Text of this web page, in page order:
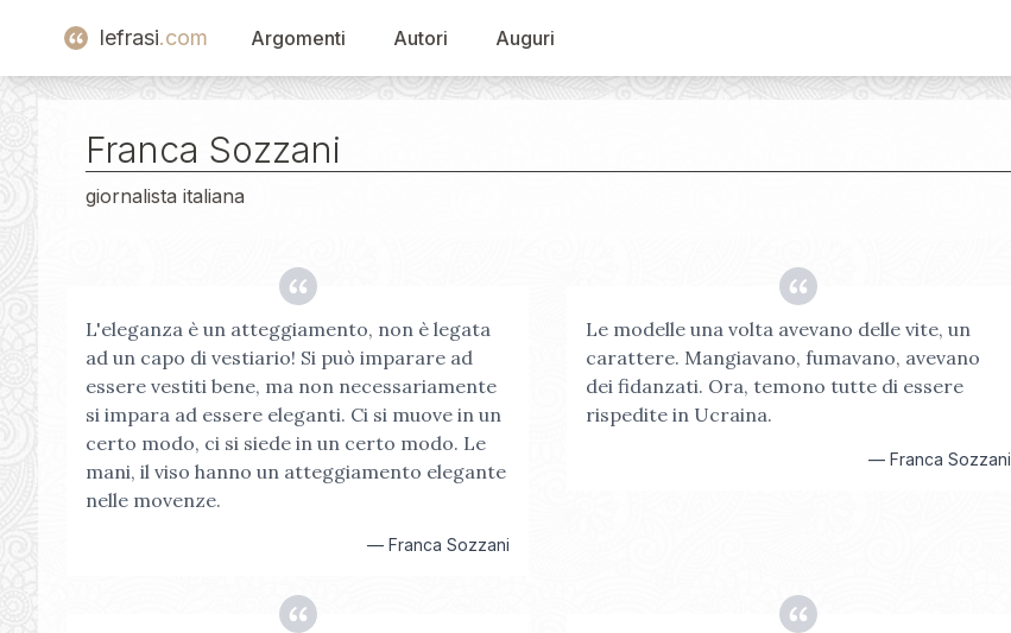
lefrasi.com Argomenti Autori Auguri
Franca Sozzani
giornalista italiana
L'eleganza è un atteggiamento, non è legata
ad un capo di vestiario! Si può imparare ad
essere vestiti bene, ma non necessariamente
si impara ad essere eleganti. Ci si muove in un
certo modo, ci si siede in un certo modo. Le
mani, il viso hanno un atteggiamento elegante
nelle movenze.
—Franca Sozzani
Le modelle una volta avevano delle vite, un
carattere. Mangiavano, fumavano, avevano
dei fidanzati. Ora, temono tutte di essere
rispedite in Ucraina.
— Franca Sozzani